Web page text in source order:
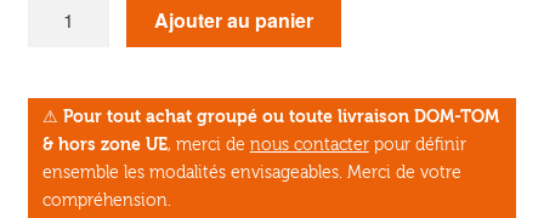
à
vivre
Ajouter au panier
⚠ Pour tout achat groupé ou toute livraison DOM-TOM
& hors zone UE, merci de nous contacterpour définir
ensemble les modalités envisageables. Merci de votre
compréhension.